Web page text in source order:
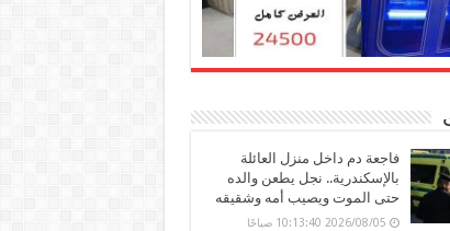
فاجعة دم داخل منزل العائلة
بالإسكندرية.. نجل يطعن والده
حتى الموت ويصيب أمه وشقيقه
2026/08/05 10:13:40 صباحًا